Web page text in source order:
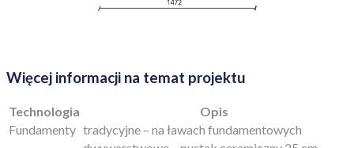
Więcej informacji na temat projektu
Technologia
Opis
Fundamenty tradycyjne – na ławach fundamentowych